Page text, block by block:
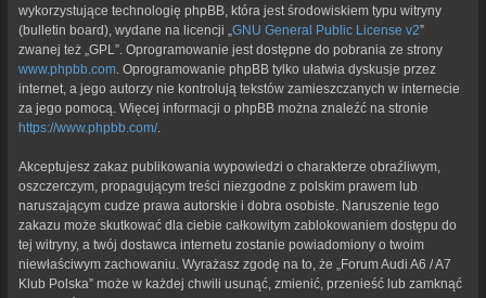
wykorzystujące technologię phpBB, która jest środowiskiem typu witryny
(bulletin board), wydane na licencji „ GNU General Public License v2”
zwanej też „GPL”. Oprogramowanie jest dostępne do pobrania ze strony
www.phpbb.com . Oprogramowanie phpBB tylko ułatwia dyskusje przez
internet, a jego autorzy nie kontrolują tekstów zamieszczanych w internecie
za jego pomocą. Więcej informacji o phpBB można znaleźć na stronie
https://www.phpbb.com/.
Akceptujesz zakaz publikowania wypowiedzi o charakterze obraźliwym,
oszczerczym, propagującym treści niezgodne z polskim prawem lub
naruszającym cudze prawa autorskie i dobra osobiste. Naruszenie tego
zakazu może skutkować dla ciebie całkowitym zablokowaniem dostępu do
tej witryny, a twój dostawca internetu zostanie powiadomiony o twoim
niewłaściwym zachowaniu. Wyrażasz zgodę na to, że „Forum Audi A6 / A7
Klub Polska” może w każdej chwili usunąć, zmienić, przenieść lub zamknąć